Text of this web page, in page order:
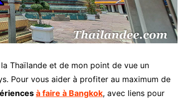
Thaïlande et de mon point de vue un
Pour vous aider à profiter au maximum de
à faire à Bangkok, avec liens pour